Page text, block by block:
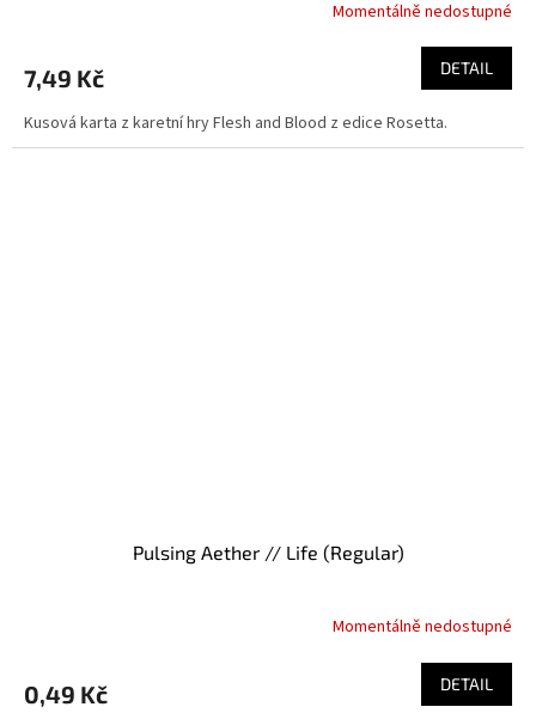
Momentálně nedostupné
7,49 Kč DETAIL
Kusová karta z karetní hry Flesh and Blood z edice Rosetta.
Pulsing Aether // Life (Regular)
Momentálně nedostupné
0,49 Kč DETAIL